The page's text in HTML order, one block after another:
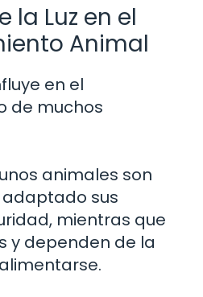
la Luz en el
Animal
en el
de muchos
animales son
sus
mientras que
y dependen de la